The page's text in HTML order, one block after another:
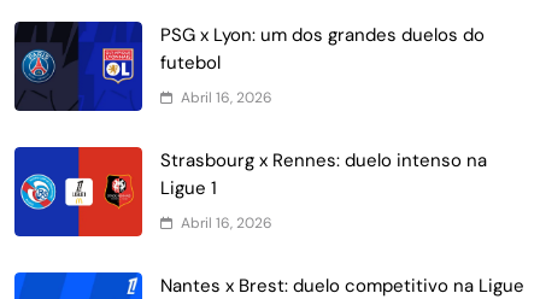
PSG x Lyon: um dos grandes duelos do
futebol
Abril 16, 2026
Strasbourg x Rennes: duelo intenso na
Ligue 1
Abril 16, 2026
Nantes x Brest: duelo competitivo na Ligue